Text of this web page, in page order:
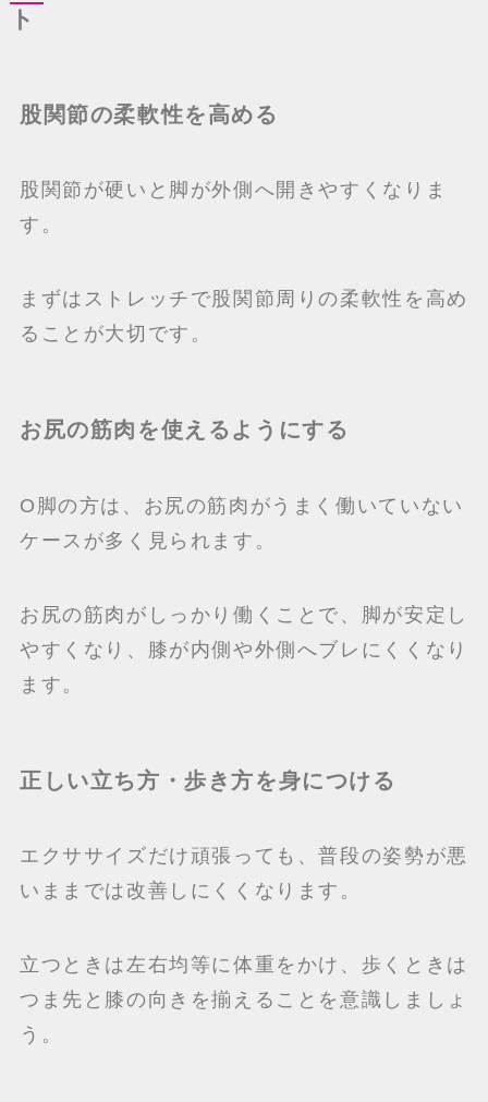
ト
股関節の柔軟性を高める
股関節が硬いと脚が外側へ開きやすくなりま
す。
まずはストレッチで股関節周りの柔軟性を高め
ることが大切です。
お尻の筋肉を使えるようにする
O脚の方は、お尻の筋肉がうまく働いていない
ケースが多く見られます。
お尻の筋肉がしっかり働くことで、脚が安定し
やすくなり、膝が内側や外側へブレにくくなり
ます。
正しい立ち方・歩き方を身につける
エクササイズだけ頑張っても、普段の姿勢が悪
いままでは改善しにくくなります。
立つときは左右均等に体重をかけ、歩くときは
つま先と膝の向きを揃えることを意識しましょ
う。